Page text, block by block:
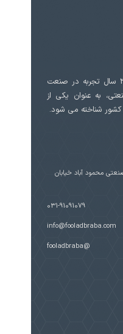
بازرگانی فولاد برابا با بیش از 30 سال تجربه در صنعت
به عنوان یکی از
کشور شناخته می شود.
محمود آباد خیابان
031-91091079
info@fooladbraba.com
@fooladbraba